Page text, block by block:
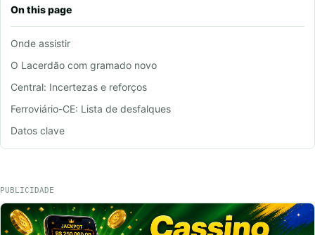
On this page
Onde assistir
O Lacerdão com gramado novo
Central: Incertezas e reforços
Ferroviário-CE: Lista de desfalques
Datos clave
PUBLICIDADE